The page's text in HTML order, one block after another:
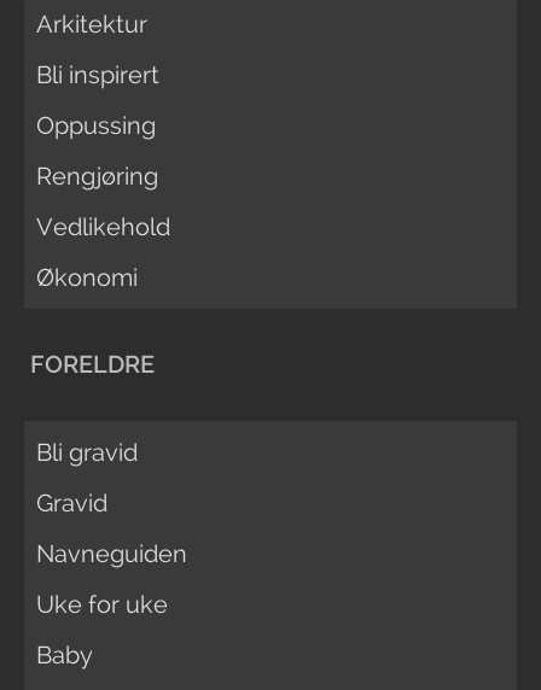
Arkitektur
Bli inspirert
Oppussing
Rengjøring
Vedlikehold
Økonomi
FORELDRE
Bli gravid
Gravid
Navneguiden
Uke for uke
Baby